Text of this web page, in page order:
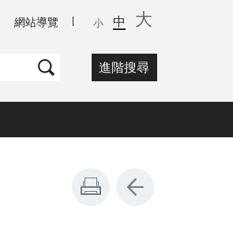
網站導覽 小 中 大
進階搜尋